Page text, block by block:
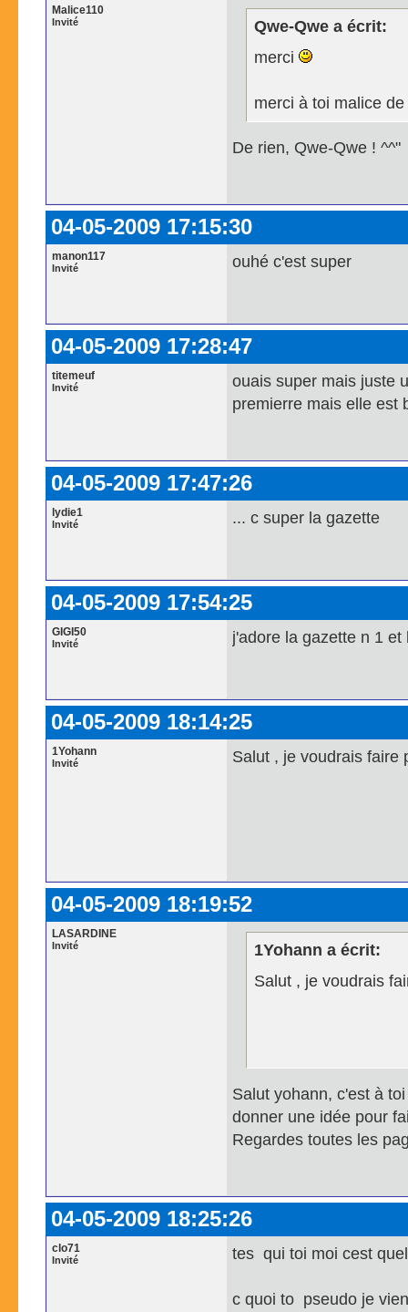
Malice110
Invité
Qwe-Qwe a écrit:
merci
merci à toi malice
De rien, Qwe-Qwe ! ^^"
04-05-2009 17:15:30
manon117
Invité ouhé c'est super
04-05-2009 17:28:47
titemeuf
Invité
ouais super mais juste
premierre mais elle est
04-05-2009 17:47:26
lydie1
Invité ... c super la gazette
04-05-2009 17:54:25
GIGI50
Invité j'adore la gazette n 1
04-05-2009 18:14:25
1Yohann
Invité Salut , je voudrais faire
04-05-2009 18:19:52
LASARDINE
Invité
1Yohann a écrit:
Salut , je voudrais
Salut yohann, c'est à
donner une idée pour
Regardes toutes les
04-05-2009 18:25:26
clo71
Invité tes qui toi moi cest
c quoi to pseudo je